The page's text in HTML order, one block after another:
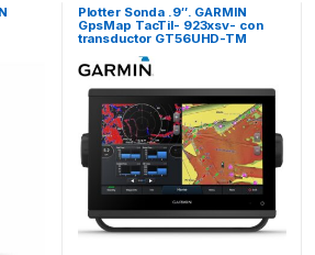
Plotter Sonda .9″. GARMIN
GpsMap TacTil- 923xsv- con
transductor GT56UHD-TM